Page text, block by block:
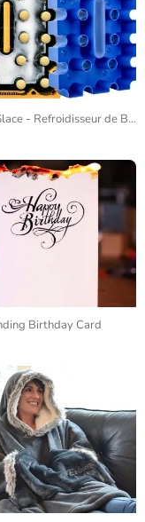
Bloc de Glace - Refroidisseur de Bière
Birthday Card